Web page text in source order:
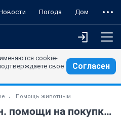
Погода Дом
cookie-
свое
Согласен
Помощь животным
Самур - просим фин. помощи на покупку лечебного корма!